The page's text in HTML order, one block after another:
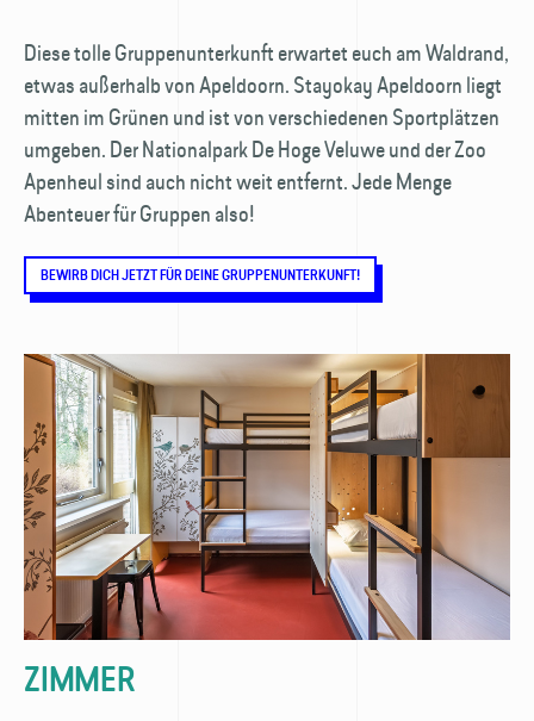
Diese tolle Gruppenunterkunft erwartet euch am Waldrand,
etwas außerhalb von Apeldoorn. Stayokay Apeldoorn liegt
mitten im Grünen und ist von verschiedenen Sportplätzen
umgeben. Der Nationalpark De Hoge Veluwe und der Zoo
Apenheul sind auch nicht weit entfernt. Jede Menge
Abenteuer für Gruppen also!
BEWIRB DICH JETZT FÜR DEINE GRUPPENUNTERKUNFT!
ZIMMER